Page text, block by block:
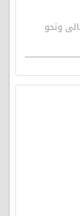
تعالى ونحو